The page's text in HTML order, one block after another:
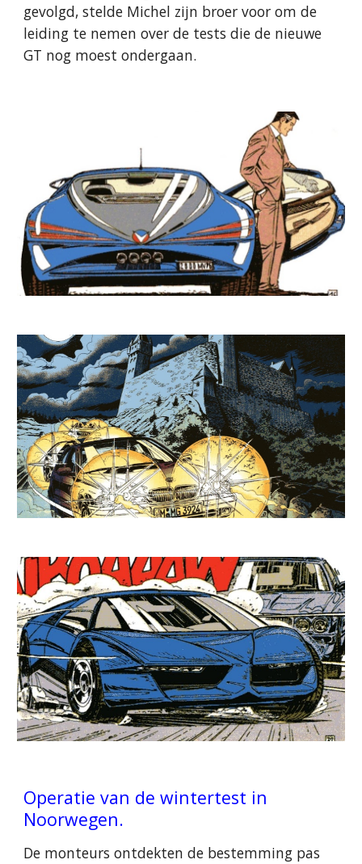
gevolgd, stelde Michel zijn broer voor om de
leiding te nemen over de tests die de nieuwe
GT nog moest ondergaan.
Operatie van de wintertest in
Noorwegen.
De monteurs ontdekten de bestemming pas